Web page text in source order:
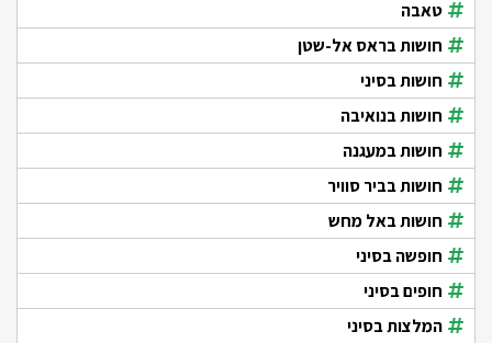
טאבה
חושות בראס אל-שטן
חושות בסיני
חושות בנואיבה
חושות במעגנה
חושות בביר סוויר
חושות באל מחש
חופשה בסיני
חופים בסיני
המלצות בסיני